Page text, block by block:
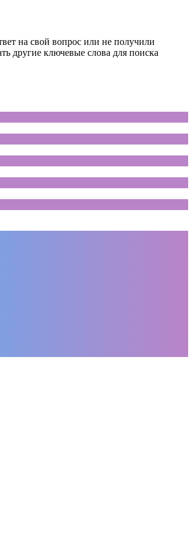
на свой вопрос или не получили
другие ключевые слова для поиска